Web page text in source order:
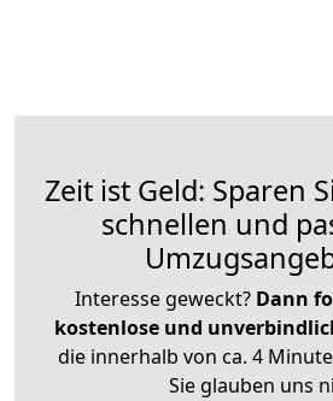
Zeit ist Geld: Sparen
schnellen und
Interesse geweckt? Dann
kostenlose und
die innerhalb von ca. 4
Sie glauben uns